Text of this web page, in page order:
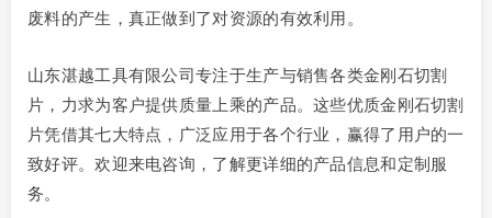
废料的产生，真正做到了对资源的有效利用。
山东湛越工具有限公司专注于生产与销售各类金刚石切割
片，力求为客户提供质量上乘的产品。这些优质金刚石切割
片凭借其七大特点，广泛应用于各个行业，赢得了用户的一
致好评。欢迎来电咨询，了解更详细的产品信息和定制服
务。